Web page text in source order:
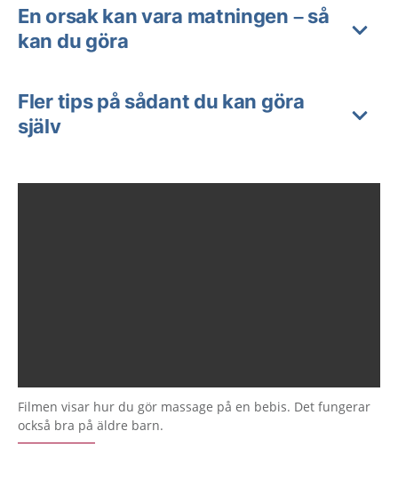
En orsak kan vara matningen – så
kan du göra
Fler tips på sådant du kan göra
själv
Filmen visar hur du gör massage på en bebis. Det fungerar
också bra på äldre barn.